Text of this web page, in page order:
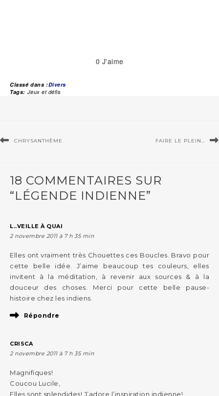
0 J'aime
Classé dans :Divers
Tags: Jeux et défis
CHRYSANTHÈME FAIRE LE PLEIN…
18 COMMENTAIRES SUR
“LÉGENDE INDIENNE”
L..VEILLE À QUAI
2 novembre 2011 à 7 h 35 min
Elles ont vraiment très Chouettes ces Boucles. Bravo pour
cette belle idée. J’aime beaucoup tes couleurs, elles
invitent à la méditation, à revenir aux sources & à la
douceur des choses. Merci pour cette belle pause-
histoire chez les indiens.
Répondre
CRISCA
2 novembre 2011 à 7 h 35 min
Magnifiques!
Coucou Lucile,
Elles sont splendides! J’adore l’inspiration indienne!